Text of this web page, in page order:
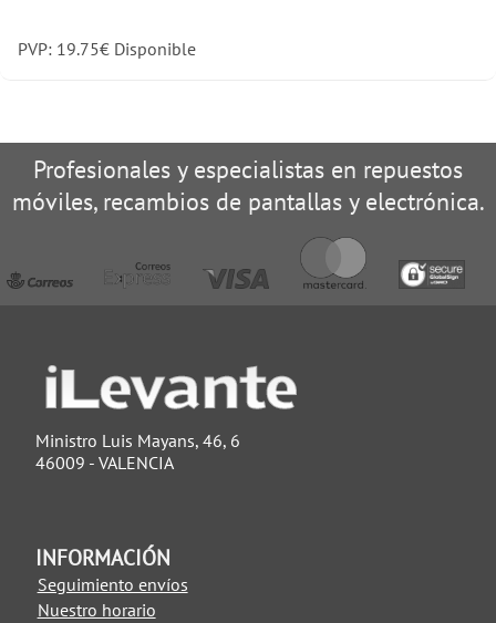
PVP: 19.75€ Disponible
Profesionales y especialistas en repuestos
móviles, recambios de pantallas y electrónica.
Ministro Luis Mayans, 46, 6
46009 - VALENCIA
INFORMACIÓN
Seguimiento envíos
Nuestro horario